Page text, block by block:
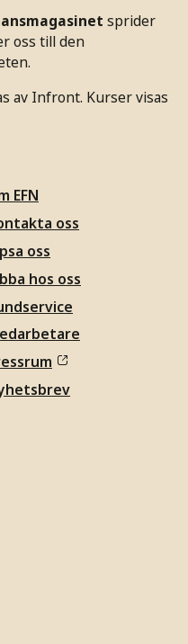
sprider
oss till den
av Infront. Kurser visas
EFN
oss
oss
hos oss